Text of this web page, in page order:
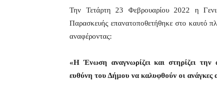
Την Τετάρτη 23 Φεβρουαρίου 2022 η
Παρασκευής επανατοποθετήθηκε στο καυτό
αναφέροντας:
«Η Ένωση αναγνωρίζει και στηρίζει την
ευθύνη του Δήμου να καλυφθούν οι ανάγκες